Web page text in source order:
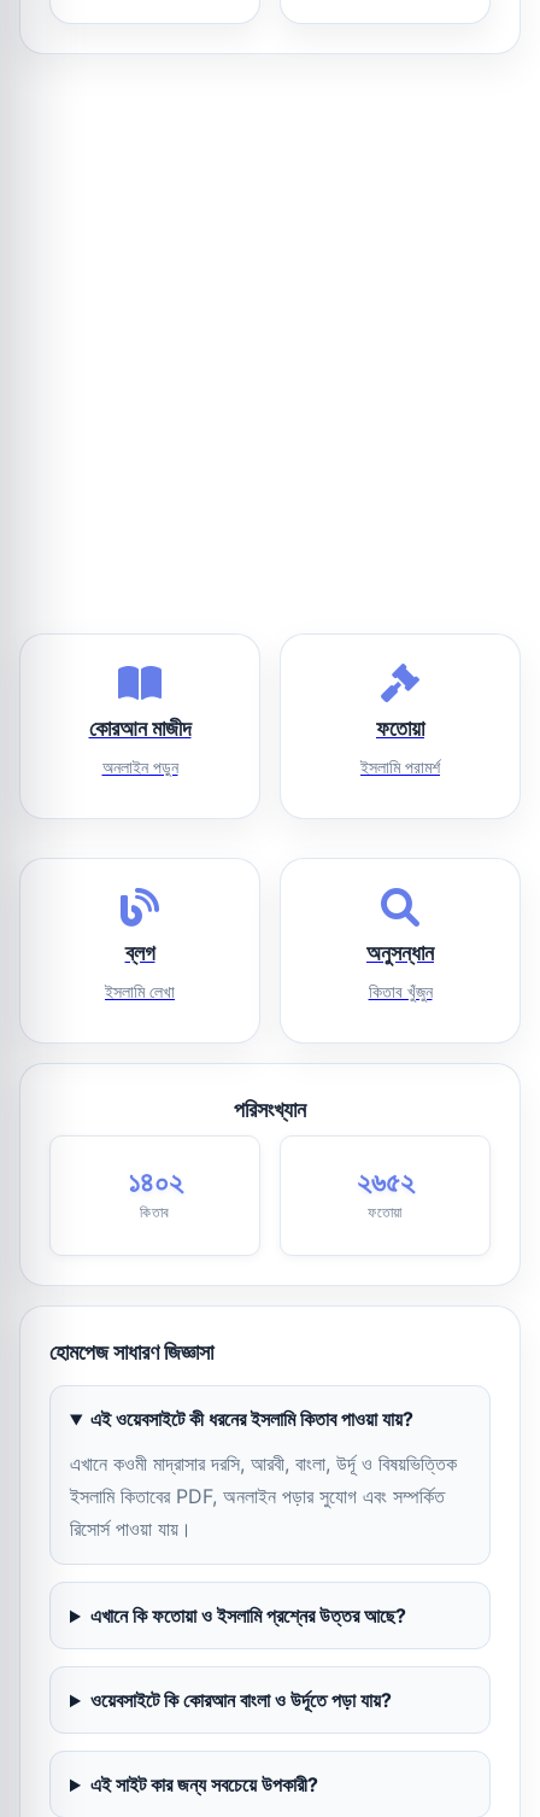
কোরআন মাজীদ
অনলাইন পড়ুন
ফতোয়া
ইসলামি পরামর্শ
ব্লগ
ইসলামি লেখা
অনুসন্ধান
কিতাব খুঁজুন
পরিসংখ্যান
১৪০২
কিতাব
২৬৫২
ফতোয়া
হোমপেজ সাধারণ জিজ্ঞাসা
এই ওয়েবসাইটে কী ধরনের ইসলামি কিতাব পাওয়া যায়?
এখানে কওমী মাদ্রাসার দরসি, আরবী, বাংলা, উর্দূ ও বিষয়ভিত্তিক
ইসলামি কিতাবের PDF, অনলাইন পড়ার সুযোগ এবং সম্পর্কিত
রিসোর্স পাওয়া যায়।
এখানে কি ফতোয়া ও ইসলামি প্রশ্নের উত্তর আছে?
ওয়েবসাইটে কি কোরআন বাংলা ও উর্দূতে পড়া যায়?
এই সাইট কার জন্য সবচেয়ে উপকারী?